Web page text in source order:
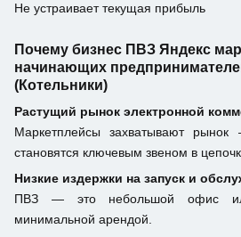
Не устраивает текущая прибыль
Почему бизнес ПВЗ Яндекс
начинающих
(Котельники)
Растущий рынок электронной
Маркетплейсы захватывают
становятся ключевым звеном в
Низкие издержки на запуск и
ПВЗ — это небольшой офис
минимальной арендой.